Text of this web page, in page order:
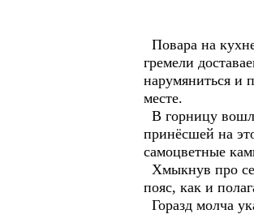
Повара на
гремели
нарумяниться и
месте.
В горницу
принёсшей на
самоцветные
Хмыкнув про
пояс, как и
Горазд молча